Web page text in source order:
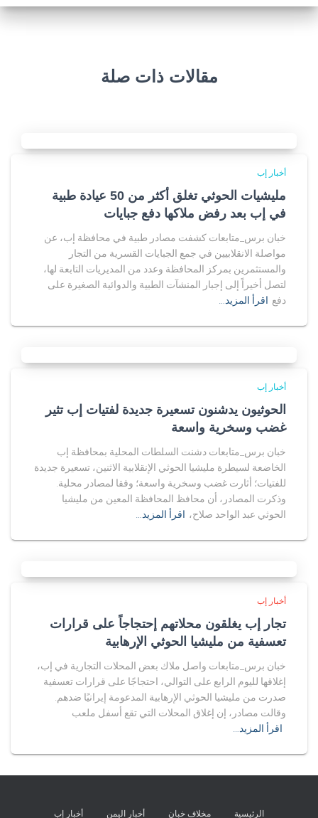
مقالات ذات صلة
أخبار إب
مليشيات الحوثي تغلق أكثر من 50 عيادة طبية
في إب بعد رفض ملاكها دفع جبايات
خبان برس_متابعات كشفت مصادر طبية في محافظة إب، عن
مواصلة الانقلابيين في جمع الجبايات القسرية من التجار
والمستثمرين بمركز المحافظة وعدد من المديريات التابعة لها،
لتصل أخيراً إلى إجبار المنشآت الطبية والدوائية الصغيرة على
دفع اقرأ المزيد…
أخبار إب
الحوثيون يدشنون تسعيرة جديدة لفتيات إب تثير
غضب وسخرية واسعة
خبان برس_متابعات دشنت السلطات المحلية بمحافظة إب
الخاضعة لسيطرة مليشيا الحوثي الإنقلابية الاثنين، تسعيرة جديدة
للفتيات؛ أثارت غضب وسخرية واسعة؛ وفقا لمصادر محلية.
وذكرت المصادر، أن محافظ المحافظة المعين من مليشيا
الحوثي عبد الواحد صلاح، اقرأ المزيد…
أخبار إب
تجار إب يغلقون محلاتهم إحتجاجاً على قرارات
تعسفية من مليشيا الحوثي الإرهابية
خبان برس_متابعات واصل ملاك بعض المحلات التجارية في إب،
إغلاقها لليوم الرابع على التوالي، احتجاجًا على قرارات تعسفية
صدرت من مليشيا الحوثي الإرهابية المدعومة إيرانيًا ضدهم.
وقالت مصادر، إن إغلاق المحلات التي تقع أسفل ملعب
اقرأ المزيد…
الرئيسية مخلاف خبان أخبار اليمن أخبار إب